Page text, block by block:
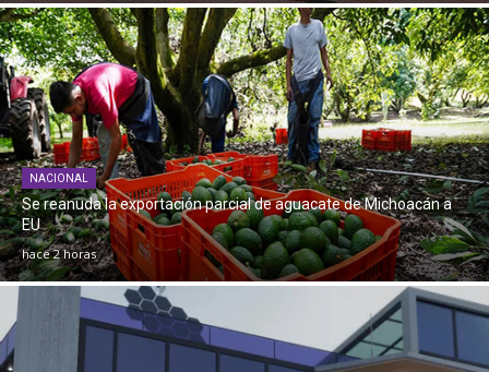
NACIONAL
Se reanuda la exportación parcial de aguacate de Michoacán a
EU
hace 2 horas